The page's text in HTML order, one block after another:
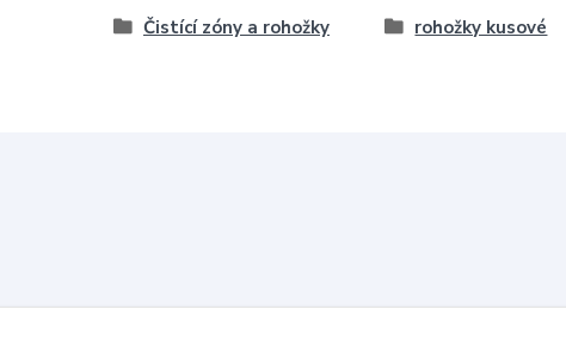
Čistící zóny a rohožky rohožky kusové